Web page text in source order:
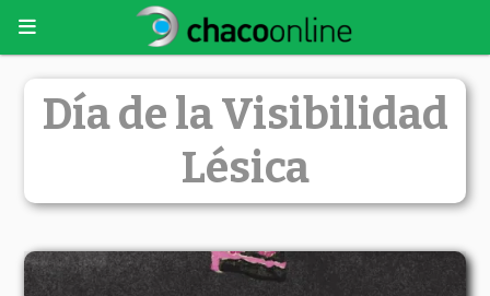
Día de la Visibilidad
Lésica